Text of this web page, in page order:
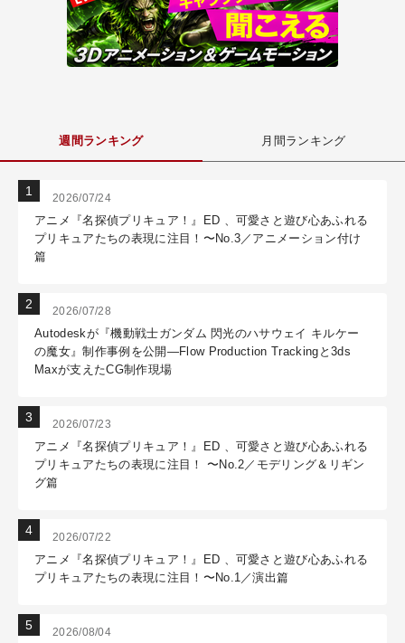
週間ランキング 月間ランキング
2026/07/24
アニメ『名探偵プリキュア！』ED 、可愛さと遊び心あふれる
プリキュアたちの表現に注目！〜No.3／アニメーション付け
篇
2026/07/28
Autodeskが『機動戦士ガンダム 閃光のハサウェイ キルケー
の魔女』制作事例を公開―Flow Production Trackingと3ds
Maxが支えたCG制作現場
2026/07/23
アニメ『名探偵プリキュア！』ED 、可愛さと遊び心あふれる
プリキュアたちの表現に注目！ 〜No.2／モデリング＆リギン
グ篇
2026/07/22
アニメ『名探偵プリキュア！』ED 、可愛さと遊び心あふれる
プリキュアたちの表現に注目！〜No.1／演出篇
2026/08/04